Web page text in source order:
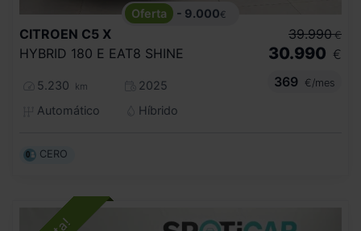
- 9.000€
CITROEN C5 X
HYBRID 180 E EAT8 SHINE
5.230 km
2025
Automático
Híbrido
39.990 €
30.990 €
369
€/mes
CERO